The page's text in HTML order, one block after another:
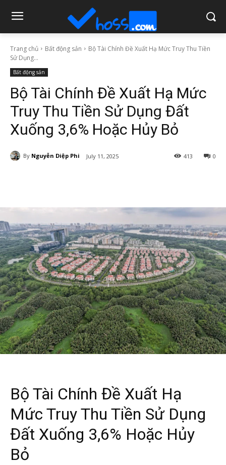
Trang chủ Bất động sản
Bộ Tài Chính Đề Xuất Hạ Mức Truy Thu Tiền
Sử Dụng...
Bất động sản
Bộ Tài Chính Đề Xuất Hạ Mức
Truy Thu Tiền Sử Dụng Đất
Xuống 3,6% Hoặc Hủy Bỏ
By Nguyễn Diệp Phi July 11, 2025 0
413
Bộ Tài Chính Đề Xuất Hạ
Mức Truy Thu Tiền Sử Dụng
Đất Xuống 3,6% Hoặc Hủy
Bỏ